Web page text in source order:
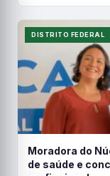
DISTRITO FEDERAL
Moradora do
de saúde e